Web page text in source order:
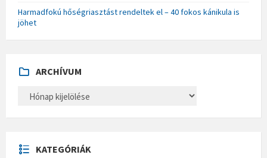
Harmadfokú hőségriasztást rendeltek el – 40 fokos kánikula is
jöhet
ARCHÍVUM
H
U
M
KATEGÓRIÁK